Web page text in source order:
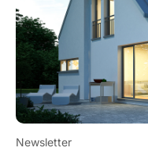
Newsletter